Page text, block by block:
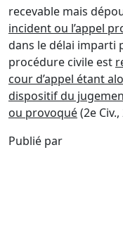
recevable mais
incident ou l’appel
dans le délai imparti
procédure civile est
cour d’appel étant
dispositif du
ou provoqué(2e
Publié par